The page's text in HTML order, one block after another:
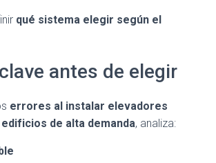
qué sistema elegir según el
antes de elegir
errores al instalar elevadores
de alta demanda, analiza: